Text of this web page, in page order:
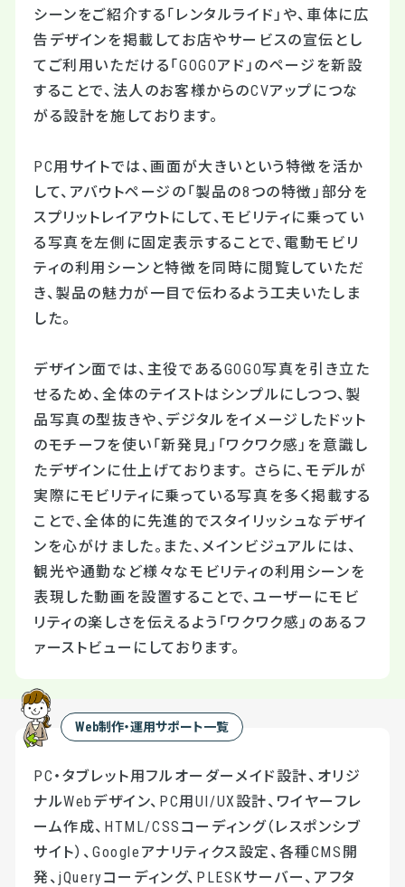
シーンをご紹介する「レンタルライド」や、車体に広
告デザインを掲載してお店やサービスの宣伝とし
てご利用いただける「GOGOアド」のページを新設
することで、法人のお客様からのCVアップにつな
がる設計を施しております。
PC用サイトでは、画面が大きいという特徴を活か
して、アバウトページの「製品の8つの特徴」部分を
スプリットレイアウトにして、モビリティに乗ってい
る写真を左側に固定表示することで、電動モビリ
ティの利用シーンと特徴を同時に閲覧していただ
き、製品の魅力が一目で伝わるよう工夫いたしま
した。
デザイン面では、主役であるGOGO写真を引き立た
せるため、全体のテイストはシンプルにしつつ、製
品写真の型抜きや、デジタルをイメージしたドット
のモチーフを使い「新発見」「ワクワク感」を意識し
たデザインに仕上げております。 さらに、モデルが
実際にモビリティに乗っている写真を多く掲載する
ことで、全体的に先進的でスタイリッシュなデザイ
ンを心がけました。また、メインビジュアルには、
観光や通勤など様々なモビリティの利用シーンを
表現した動画を設置することで、ユーザーにモビ
リティの楽しさを伝えるよう「ワクワク感」のあるフ
ァーストビューにしております。
Web制作・運用サポート一覧
PC・タブレット用フルオーダーメイド設計、オリジ
ナルWebデザイン、PC用UI/UX設計、ワイヤーフレ
ーム作成、HTML/CSSコーディング（レスポンシブ
サイト）、Googleアナリティクス設定、各種CMS開
発、jQueryコーディング、PLESKサーバー、アフタ